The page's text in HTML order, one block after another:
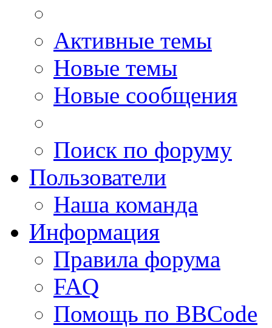
Активные темы
Новые темы
Новые сообщения
Поиск по форуму
Пользователи
Наша команда
Информация
Правила форума
FAQ
Помощь по BBCode